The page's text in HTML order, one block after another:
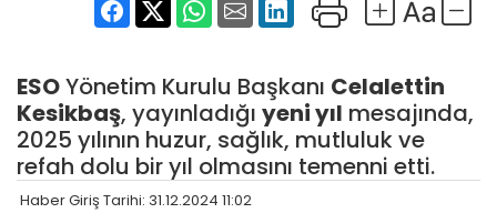
HABER
ESOYönetim Kurulu Başkanı Celalettin
Kesikbaş, yayınladığı yeni yıl mesajında,
2025 yılının huzur, sağlık, mutluluk ve
refah dolu bir yıl olmasını temenni etti.
Haber Giriş Tarihi: 31.12.2024 11:02